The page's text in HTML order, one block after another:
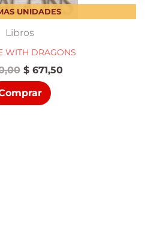
UNIDADES
Libros
WITH DRAGONS
El
precio
original
era:
$671,50El